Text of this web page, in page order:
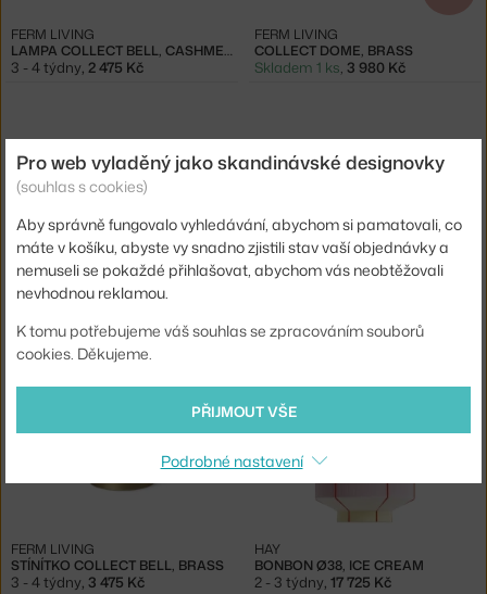
LAMPA COLLECT BELL, CASHMERE
FERM LIVING
3 - 4 týdny, 2 475 Kč
COLLECT DOME, BRASS
FERM LIVING
Skladem 1 ks, 3 980 Kč
FERM LIVING
3 - 4 týdny,3 725 Kč 8 - 10 týdnů,1 975 Kč
STÍNÍTKO COLLECT BELL, BRASS
FERM LIVING
3 - 4 týdny, 3 475 Kč
BONBON Ø38, ICE CREAM
HAY
2 - 3 týdny, 17 725 Kč
Pro web vyladěný jako skandinávské designovky
(souhlas s cookies)
Aby správně fungovalo vyhledávání, abychom si pamatovali, co
máte v košíku, abyste vy snadno zjistili stav vaší objednávky a
nemuseli se pokaždé přihlašovat, abychom vás neobtěžovali
nevhodnou reklamou.
K tomu potřebujeme váš souhlas se zpracováním souborů
cookies. Děkujeme.
PŘIJMOUT VŠE
Podrobné nastavení